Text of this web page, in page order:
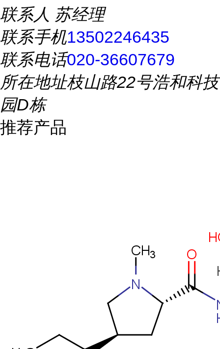
联系人 苏经理
联系手机13502246435
联系电话020-36607679
所在地址枝山路22号浩和科技
园D栋
推荐产品